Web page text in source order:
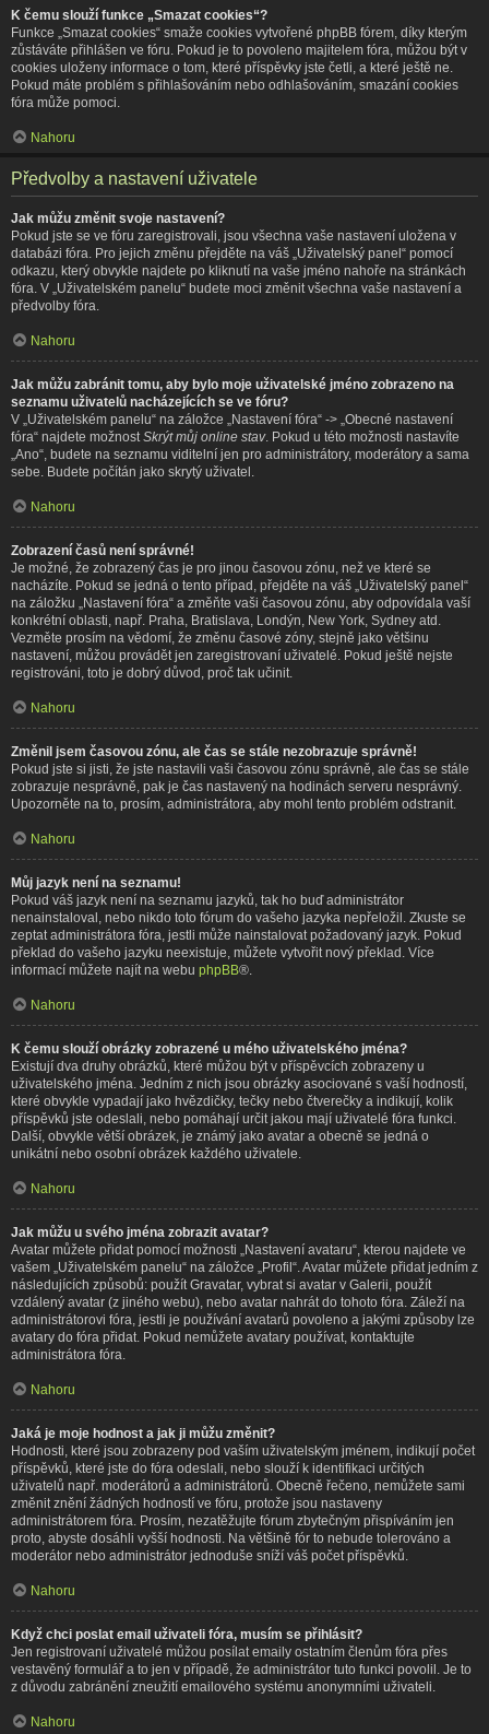
K čemu slouží funkce „Smazat cookies“?
Funkce „Smazat cookies“ smaže cookies vytvořené phpBB fórem, díky kterým
zůstáváte přihlášen ve fóru. Pokud je to povoleno majitelem fóra, můžou být v
cookies uloženy informace o tom, které příspěvky jste četli, a které ještě ne.
Pokud máte problém s přihlašováním nebo odhlašováním, smazání cookies
fóra může pomoci.
Nahoru
Předvolby a nastavení uživatele
Jak můžu změnit svoje nastavení?
Pokud jste se ve fóru zaregistrovali, jsou všechna vaše nastavení uložena v
databázi fóra. Pro jejich změnu přejděte na váš „Uživatelský panel“ pomocí
odkazu, který obvykle najdete po kliknutí na vaše jméno nahoře na stránkách
fóra. V „Uživatelském panelu“ budete moci změnit všechna vaše nastavení a
předvolby fóra.
Nahoru
Jak můžu zabránit tomu, aby bylo moje uživatelské jméno zobrazeno na
seznamu uživatelů nacházejících se ve fóru?
V „Uživatelském panelu“ na záložce „Nastavení fóra“ -> „Obecné nastavení
fóra“ najdete možnost Skrýt můj online stav. Pokud u této možnosti nastavíte
„Ano“, budete na seznamu viditelní jen pro administrátory, moderátory a sama
sebe. Budete počítán jako skrytý uživatel.
Nahoru
Zobrazení časů není správné!
Je možné, že zobrazený čas je pro jinou časovou zónu, než ve které se
nacházíte. Pokud se jedná o tento případ, přejděte na váš „Uživatelský panel“
na záložku „Nastavení fóra“ a změňte vaši časovou zónu, aby odpovídala vaší
konkrétní oblasti, např. Praha, Bratislava, Londýn, New York, Sydney atd.
Vezměte prosím na vědomí, že změnu časové zóny, stejně jako většinu
nastavení, můžou provádět jen zaregistrovaní uživatelé. Pokud ještě nejste
registrováni, toto je dobrý důvod, proč tak učinit.
Nahoru
Změnil jsem časovou zónu, ale čas se stále nezobrazuje správně!
Pokud jste si jisti, že jste nastavili vaši časovou zónu správně, ale čas se stále
zobrazuje nesprávně, pak je čas nastavený na hodinách serveru nesprávný.
Upozorněte na to, prosím, administrátora, aby mohl tento problém odstranit.
Nahoru
Můj jazyk není na seznamu!
Pokud váš jazyk není na seznamu jazyků, tak ho buď administrátor
nenainstaloval, nebo nikdo toto fórum do vašeho jazyka nepřeložil. Zkuste se
zeptat administrátora fóra, jestli může nainstalovat požadovaný jazyk. Pokud
překlad do vašeho jazyku neexistuje, můžete vytvořit nový překlad. Více
informací můžete najít na webu phpBB®.
Nahoru
K čemu slouží obrázky zobrazené u mého uživatelského jména?
Existují dva druhy obrázků, které můžou být v příspěvcích zobrazeny u
uživatelského jména. Jedním z nich jsou obrázky asociované s vaší hodností,
které obvykle vypadají jako hvězdičky, tečky nebo čtverečky a indikují, kolik
příspěvků jste odeslali, nebo pomáhají určit jakou mají uživatelé fóra funkci.
Další, obvykle větší obrázek, je známý jako avatar a obecně se jedná o
unikátní nebo osobní obrázek každého uživatele.
Nahoru
Jak můžu u svého jména zobrazit avatar?
Avatar můžete přidat pomocí možnosti „Nastavení avataru“, kterou najdete ve
vašem „Uživatelském panelu“ na záložce „Profil“. Avatar můžete přidat jedním z
následujících způsobů: použít Gravatar, vybrat si avatar v Galerii, použít
vzdálený avatar (z jiného webu), nebo avatar nahrát do tohoto fóra. Záleží na
administrátorovi fóra, jestli je používání avatarů povoleno a jakými způsoby lze
avatary do fóra přidat. Pokud nemůžete avatary používat, kontaktujte
administrátora fóra.
Nahoru
Jaká je moje hodnost a jak ji můžu změnit?
Hodnosti, které jsou zobrazeny pod vaším uživatelským jménem, indikují počet
příspěvků, které jste do fóra odeslali, nebo slouží k identifikaci určitých
uživatelů např. moderátorů a administrátorů. Obecně řečeno, nemůžete sami
změnit znění žádných hodností ve fóru, protože jsou nastaveny
administrátorem fóra. Prosím, nezatěžujte fórum zbytečným přispíváním jen
proto, abyste dosáhli vyšší hodnosti. Na většině fór to nebude tolerováno a
moderátor nebo administrátor jednoduše sníží váš počet příspěvků.
Nahoru
Když chci poslat email uživateli fóra, musím se přihlásit?
Jen registrovaní uživatelé můžou posílat emaily ostatním členům fóra přes
vestavěný formulář a to jen v případě, že administrátor tuto funkci povolil. Je to
z důvodu zabránění zneužití emailového systému anonymními uživateli.
Nahoru